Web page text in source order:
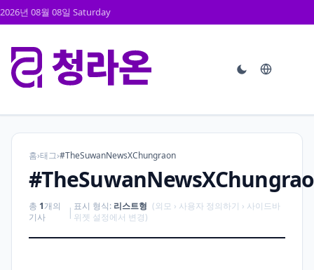
2026년 08월 08일 Saturday
홈›태그›#TheSuwanNewsXChungraon
총 1개의
기사
| 표시 형식: 리스트형 (외모 › 사용자 정의하기 › 사이드바
위젯 설정에서 변경)